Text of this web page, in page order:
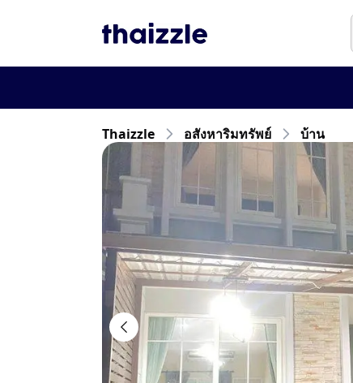
Thaizzle อสังหาริมทรัพย์ บ้าน